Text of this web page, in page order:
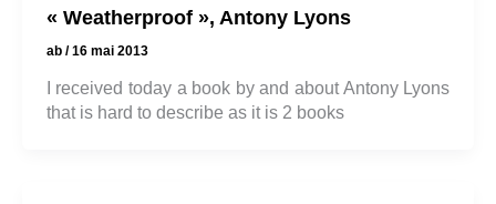
« Weatherproof », Antony Lyons
ab /16 mai 2013
I received today a book by and about Antony Lyons
that is hard to describe as it is 2 books